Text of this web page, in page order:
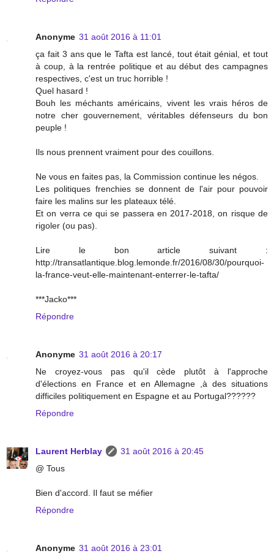
Anonyme 31 août 2016 à 11:01
ça fait 3 ans que le Tafta est lancé, tout était génial, et tout
à coup, à la rentrée politique et au début des campagnes
respectives, c'est un truc horrible !
Quel hasard !
Bouh les méchants américains, vivent les vrais héros de
notre cher gouvernement, véritables défenseurs du bon
peuple !
Ils nous prennent vraiment pour des couillons.
Ne vous en faites pas, la Commission continue les négos.
Les politiques frenchies se donnent de l'air pour pouvoir
faire les malins sur les plateaux télé.
Et on verra ce qui se passera en 2017-2018, on risque de
rigoler (ou pas).
Lire le bon article suivant :
http://transatlantique.blog.lemonde.fr/2016/08/30/pourquoi-
la-france-veut-elle-maintenant-enterrer-le-tafta/
***Jacko***
Répondre
Anonyme 31 août 2016 à 20:17
Ne croyez-vous pas qu'il cède plutôt à l'approche
d'élections en France et en Allemagne ,à des situations
difficiles politiquement en Espagne et au Portugal??????
Répondre
Laurent Herblay
31 août 2016 à 20:45
@ Tous
Bien d'accord. Il faut se méfier
Répondre
Anonyme 31 août 2016 à 23:01